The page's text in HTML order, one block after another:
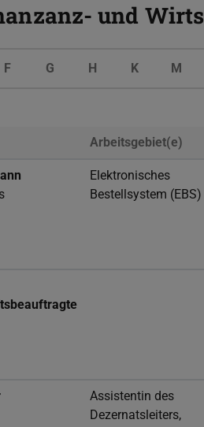
und
F G H K M
Arbeitsgebiet(e)
Elektronisches
Bestellsystem (EBS)
Assistentin des
Dezernatsleiters,